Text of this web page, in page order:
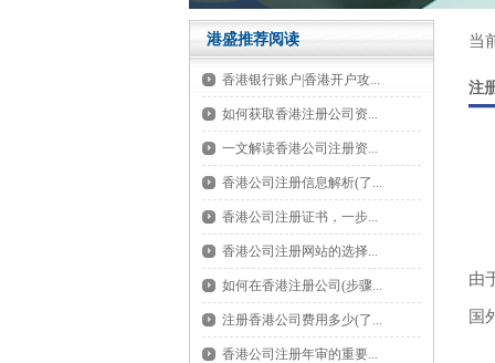
港盛推荐阅读
香港银行账户|香港开户攻...
如何获取香港注册公司资...
一文解读香港公司注册资...
香港公司注册信息解析(了...
香港公司注册证书，一步...
香港公司注册网站的选择...
如何在香港注册公司(步骤...
注册香港公司费用多少(了...
香港公司注册年审的重要...
当
注
由
国